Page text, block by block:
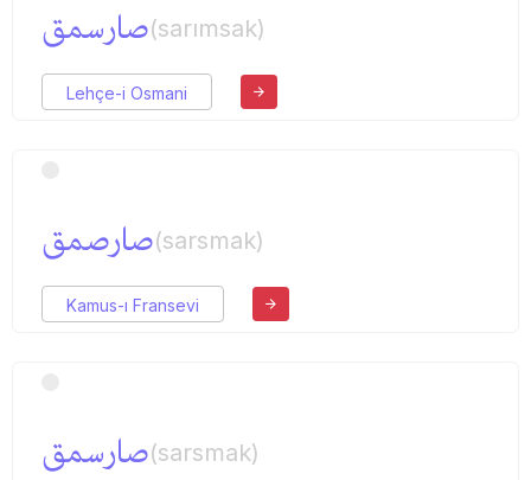
صارسمق(sarımsak)
Lehçe-i Osmani
صارصمق(sarsmak)
Kamus-ı Fransevi
صارسمق(sarsmak)